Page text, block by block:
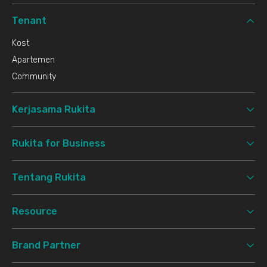
Tenant
Kost
Apartemen
Community
Kerjasama Rukita
Rukita for Business
Tentang Rukita
Resource
Brand Partner